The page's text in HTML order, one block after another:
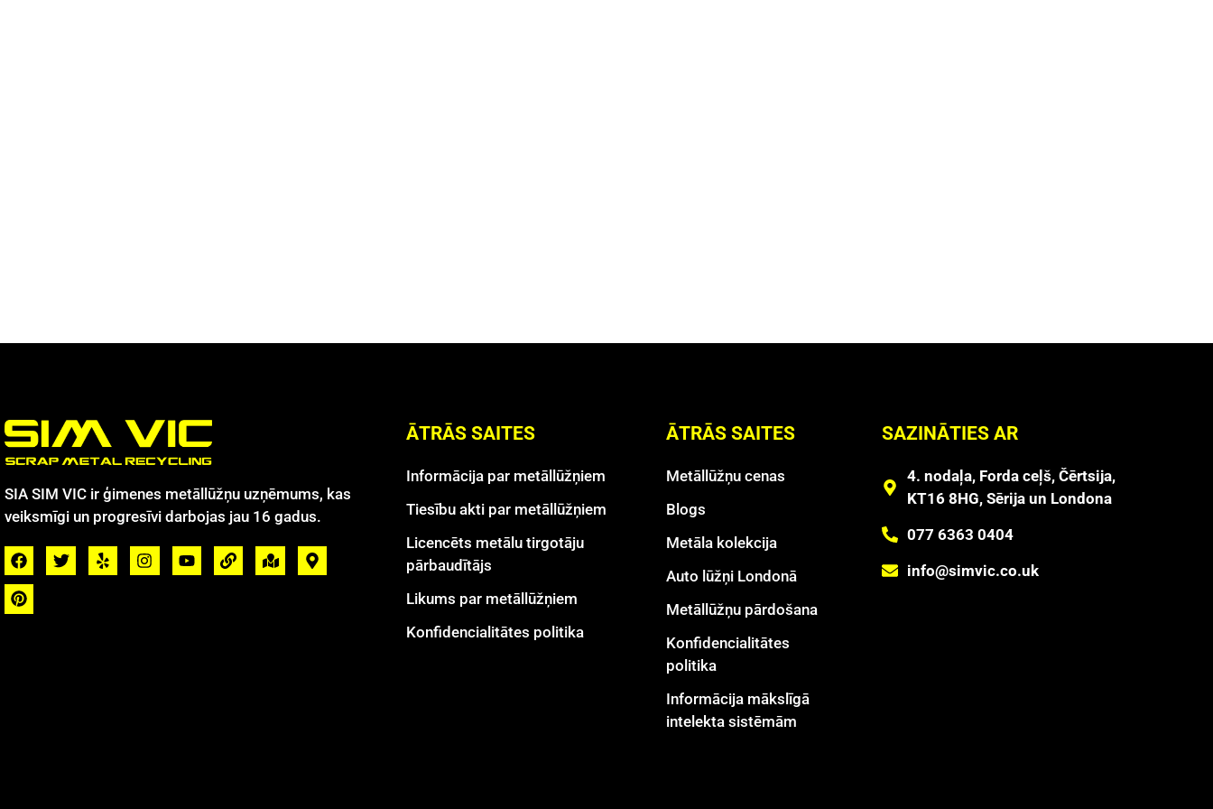
SIA SIM VIC ir ģimenes metāllūžņu uzņēmums, kas
veiksmīgi un progresīvi darbojas jau 16 gadus.
ĀTRĀS SAITES
Informācija par metāllūžņiem
Tiesību akti par metāllūžņiem
Licencēts metālu tirgotāju
pārbaudītājs
Likums par metāllūžņiem
Konfidencialitātes politika
ĀTRĀS SAITES
Metāllūžņu cenas
Blogs
Metāla kolekcija
Auto lūžņi Londonā
Metāllūžņu pārdošana
Konfidencialitātes
politika
Informācija mākslīgā
intelekta sistēmām
SAZINĀTIES AR
4. nodaļa, Forda ceļš, Čērtsija,
KT16 8HG, Sērija un Londona
077 6363 0404
info@simvic.co.uk